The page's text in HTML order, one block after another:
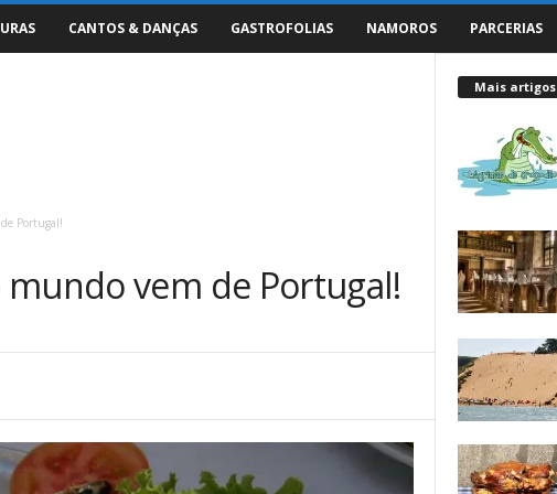
CANTOS & DANÇAS GASTROFOLIAS NAMOROS PARCERIAS
Portugal!
vem de Portugal!
Mais artigos